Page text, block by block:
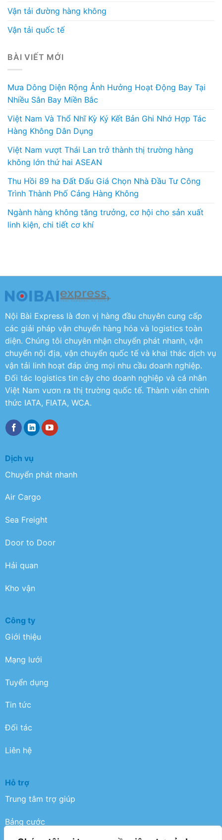
Vận tải đường hàng không
Vận tải quốc tế
BÀI VIẾT MỚI
Mưa Dông Diện Rộng Ảnh Hưởng Hoạt Động Bay Tại
Nhiều Sân Bay Miền Bắc
Việt Nam Và Thổ Nhĩ Kỳ Ký Kết Bản Ghi Nhớ Hợp Tác
Hàng Không Dân Dụng
Việt Nam vượt Thái Lan trở thành thị trường hàng
không lớn thứ hai ASEAN
Thu Hồi 89 ha Đất Đấu Giá Chọn Nhà Đầu Tư Công
Trình Thành Phố Cảng Hàng Không
Ngành hàng không tăng trưởng, cơ hội cho sản xuất
linh kiện, chi tiết cơ khí
Nội Bài Express là đơn vị hàng đầu chuyên cung cấp
các giải pháp vận chuyển hàng hóa và logistics toàn
diện. Chúng tôi chuyên nhận chuyển phát nhanh, vận
chuyển nội địa, vận chuyển quốc tế và khai thác dịch vụ
vận tải linh hoạt đáp ứng mọi nhu cầu doanh nghiệp.
Đối tác logistics tin cậy cho doanh nghiệp và cá nhân
Việt Nam vươn ra thị trường quốc tế. Thành viên chính
thức IATA, FIATA, WCA.
Dịch vụ
Chuyển phát nhanh
Air Cargo
Sea Freight
Door to Door
Hải quan
Kho vận
Công ty
Giới thiệu
Mạng lưới
Tuyển dụng
Tin tức
Đối tác
Liên hệ
Hỗ trợ
Trung tâm trợ giúp
Bảng cước